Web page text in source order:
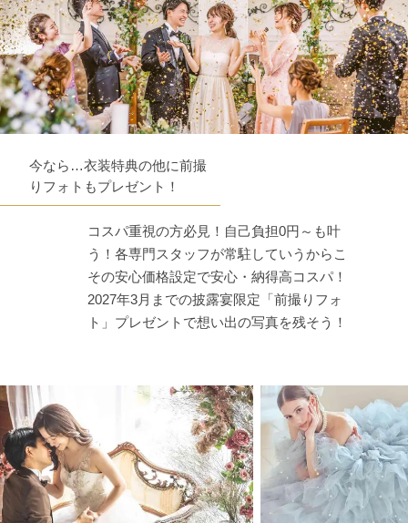
今なら…衣装特典の他に前撮
りフォトもプレゼント！
コスパ重視の方必見！自己負担0円～も叶
う！各専門スタッフが常駐していうからこ
その安心価格設定で安心・納得高コスパ！
2027年3月までの披露宴限定「前撮りフォ
ト」プレゼントで想い出の写真を残そう！